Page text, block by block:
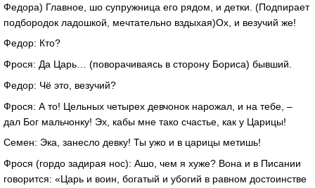
Федора) Главное, шо супружница его рядом, и детки. (Подпирает
подбородок ладошкой, мечтательно вздыхая)Ох, и везучий же!
Федор: Кто?
Фрося: Да Царь… (поворачиваясь в сторону Бориса) бывший.
Федор: Чё это, везучий?
Фрося: А то! Цельных четырех девчонок нарожал, и на тебе, –
дал Бог мальчонку! Эх, кабы мне тако счастье, как у Царицы!
Семен: Эка, занесло девку! Ты ужо и в царицы метишь!
Фрося (гордо задирая нос): Ашо, чем я хуже? Вона и в Писании
говорится: «Царь и воин, богатый и убогий в равном достоинстве